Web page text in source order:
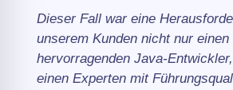
Dieser Fall war eine
unserem Kunden nicht nur einen
hervorragenden Java-
einen Experten mit